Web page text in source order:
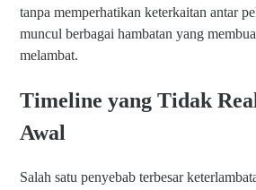
tanpa memperhatikan keterkaitan antar
muncul berbagai hambatan yang
melambat.
Timeline yang Tidak
Awal
Salah satu penyebab terbesar